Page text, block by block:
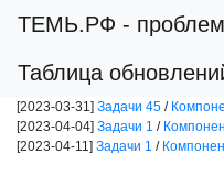
ТЕМЬ.РФ -
Таблица
[2023-03-31] Задачи 45 /
[2023-04-04] Задачи 1 /
[2023-04-11] Задачи 1 /